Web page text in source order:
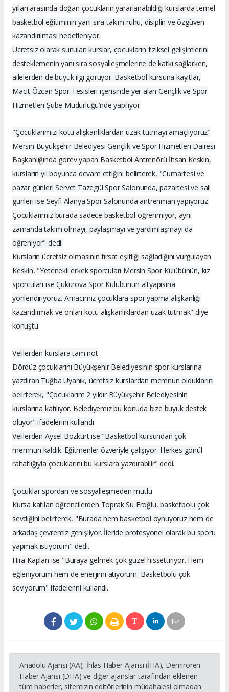
yılları arasında doğan çocukların yararlanabildiği kurslarda temel
basketbol eğitiminin yanı sıra takım ruhu, disiplin ve özgüven
kazandırılması hedefleniyor.
Ücretsiz olarak sunulan kurslar, çocukların fiziksel gelişimlerini
desteklemenin yanı sıra sosyalleşmelerine de katkı sağlarken,
ailelerden de büyük ilgi görüyor. Basketbol kursuna kayıtlar,
Macit Özcan Spor Tesisleri içerisinde yer alan Gençlik ve Spor
Hizmetleri Şube Müdürlüğü’nde yapılıyor.
"Çocuklarımızı kötü alışkanlıklardan uzak tutmayı amaçlıyoruz"
Mersin Büyükşehir Belediyesi Gençlik ve Spor Hizmetleri Dairesi
Başkanlığında görev yapan Basketbol Antrenörü İhsan Keskin,
kursların yıl boyunca devam ettiğini belirterek, "Cumartesi ve
pazar günleri Servet Tazegül Spor Salonunda, pazartesi ve salı
günleri ise Seyfi Alanya Spor Salonunda antrenman yapıyoruz.
Çocuklarımız burada sadece basketbol öğrenmiyor, aynı
zamanda takım olmayı, paylaşmayı ve yardımlaşmayı da
öğreniyor" dedi.
Kursların ücretsiz olmasının fırsat eşitliği sağladığını vurgulayan
Keskin, "Yetenekli erkek sporcuları Mersin Spor Kulübünün, kız
sporcuları ise Çukurova Spor Kulübünün altyapısına
yönlendiriyoruz. Amacımız çocuklara spor yapma alışkanlığı
kazandırmak ve onları kötü alışkanlıklardan uzak tutmak" diye
konuştu.
Velilerden kurslara tam not
Dördüz çocuklarını Büyükşehir Belediyesinin spor kurslarına
yazdıran Tuğba Uyanık, ücretsiz kurslardan memnun olduklarını
belirterek, "Çocuklarım 2 yıldır Büyükşehir Belediyesinin
kurslarına katılıyor. Belediyemiz bu konuda bize büyük destek
oluyor" ifadelerini kullandı.
Velilerden Aysel Bozkurt ise "Basketbol kursundan çok
memnun kaldık. Eğitmenler özveriyle çalışıyor. Herkes gönül
rahatlığıyla çocuklarını bu kurslara yazdırabilir" dedi.
Çocuklar spordan ve sosyalleşmeden mutlu
Kursa katılan öğrencilerden Toprak Su Eroğlu, basketbolu çok
sevdiğini belirterek, "Burada hem basketbol oynuyoruz hem de
arkadaş çevremiz genişliyor. İleride profesyonel olarak bu sporu
yapmak istiyorum" dedi.
Hira Kaplan ise "Buraya gelmek çok güzel hissettiriyor. Hem
eğleniyorum hem de enerjimi atıyorum. Basketbolu çok
seviyorum" ifadelerini kullandı.
Anadolu Ajansı (AA), İhlas Haber Ajansı (İHA), Demirören
Haber Ajansı (DHA) ve diğer ajanslar tarafından eklenen
tüm haberler, sitemizin editörlerinin müdahalesi olmadan